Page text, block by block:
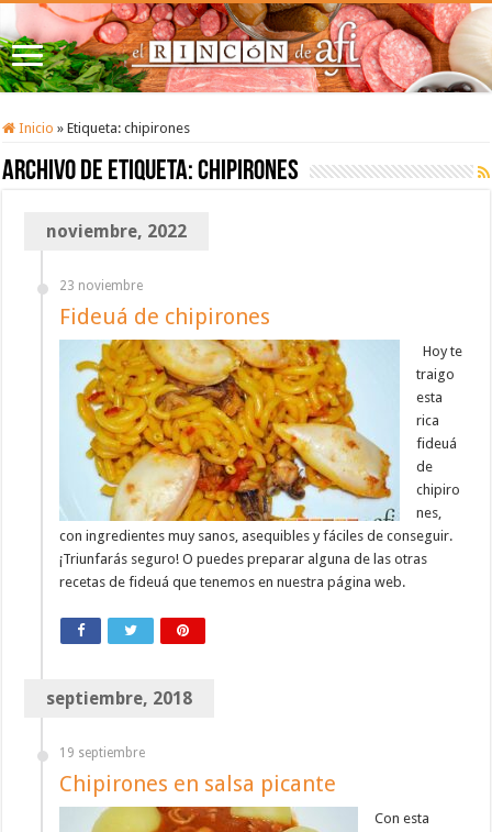
Inicio » Etiqueta:chipirones
Archivo de etiqueta:chipirones
noviembre, 2022
23 noviembre
Fideuá de chipirones
Hoy te
traigo
esta
rica
fideuá
de
chipiro
nes,
con ingredientes muy sanos, asequibles y fáciles de conseguir.
¡Triunfarás seguro! O puedes preparar alguna de las otras
recetas de fideuá que tenemos en nuestra página web.
septiembre, 2018
19 septiembre
Chipirones en salsa picante
Con esta